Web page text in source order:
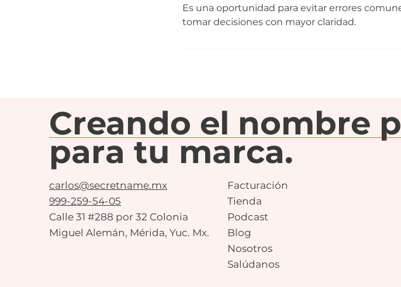
Es una oportunidad para evitar errores
tomar decisiones con mayor claridad.
Creando el nombre
para tu marca.
carlos@secretname.mx
999-259-54-05
Calle 31 #288 por 32 Colonia
Miguel Alemán, Mérida, Yuc. Mx.
Facturación
Tienda
Podcast
Blog
Nosotros
Salúdanos